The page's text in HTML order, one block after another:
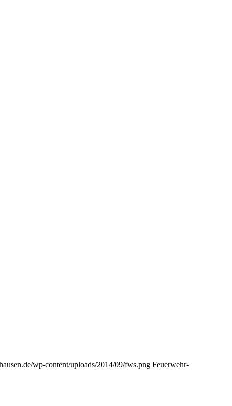
wp-content/uploads/2014/09/fws.png Feuerwehr-